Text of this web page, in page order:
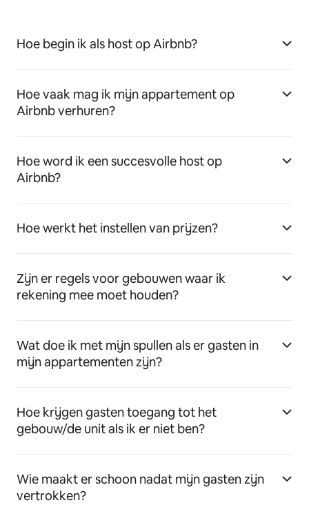
Hoe begin ik als host op Airbnb?
Hoe vaak mag ik mijn appartement op
Airbnb verhuren?
Hoe word ik een succesvolle host op
Airbnb?
Hoe werkt het instellen van prijzen?
Zijn er regels voor gebouwen waar ik
rekening mee moet houden?
Wat doe ik met mijn spullen als er gasten in
mijn appartementen zijn?
Hoe krijgen gasten toegang tot het
gebouw/de unit als ik er niet ben?
Wie maakt er schoon nadat mijn gasten zijn
vertrokken?